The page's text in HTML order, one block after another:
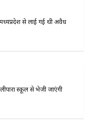
मध्यप्रदेश से लाई गई थी अवैध
स्कूल से भेजी जाएंगी